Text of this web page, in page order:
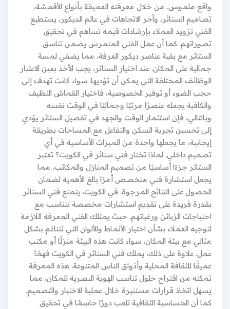
واقع ملموس. من خلال معرفته العميقة بأنواع الأقمشة،
تصاميم الستائر، وآخر الاتجاهات في عالم الديكور، يستطيع
الفني تزويد العملاء بإرشادات قيمة تساهم في تحقيق
تصوراتهم. كما أن عمل الفني المتمرس يضمن تناسق
الستائر مع بقية عناصر ديكور الغرفة، مما يضفي لمسة
جمالية على المكان. عند اختيار الستائر، يجب الأخذ بعين الاعتبار
الوظائف المختلفة التي يمكن أن تؤديها. سواء كانت تهدف إلى
حجب الضوء أو توفير الخصوصية، فاختيار القماش النظيف
والكافية يجعله عنصرًا مرئيًا وجماليًا في الوقت نفسه.
وبالتالي، فإن استثمار الوقت والجهد في تفصيل الستائر يؤدي
إلى تحسين تجربة السكن والتفاعل مع المساحات بطريقة
إيجابية، ما يجعلها واحدة من الميزات الأساسية في أي
تصميم داخلي. لماذا تختار فني ستائر في الكويت؟ تعتبر
الستائر جزءًا أساسيًا من تصميم المنازل والمكاتب، مما
يجعل استشارة فني متخصص أمرًا بالغ الأهمية لضمان
الحصول على النتائج المرجوة. في الكويت، يتمتع فني الستائر
بقدرة فريدة على تقديم استشارات مخصصة تتناسب مع
احتياجات الزبائن ورغباتهم. حيث يمتلك الفني المعرفة اللازمة
لتوجيه العملاء بشأن اختيار الأنماط والألوان التي تتناغم بشكل
مثالي مع بيئة المكان، سواء كانت هذه البيئة منزلًا أو مكتب
عمل. علاوة على ذلك، يملك فني الستائر في الكويت فهمًا
عميقًا للثقافة المحلية وأذواق الناس المتنوعة. هذه المعرفة
تمكنه من اقتراح حلول تناسب الهوية البصرية للمكان، مما
يسهل اتخاذ قرارات مستنيرة خلال عملية الاختيار والتصميم.
كما أن الحساسية الثقافية تلعب دورًا حاسمًا في تحقيق